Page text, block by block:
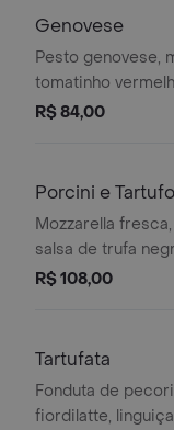
Genovese
Pesto genovese,
tomatinho
alcachofra e
R$ 84,00
Porcini e Tartufo
Mozzarella
salsa de trufa
pecorino romano
R$ 108,00
Tartufata
Fonduta de
fiordilatte,